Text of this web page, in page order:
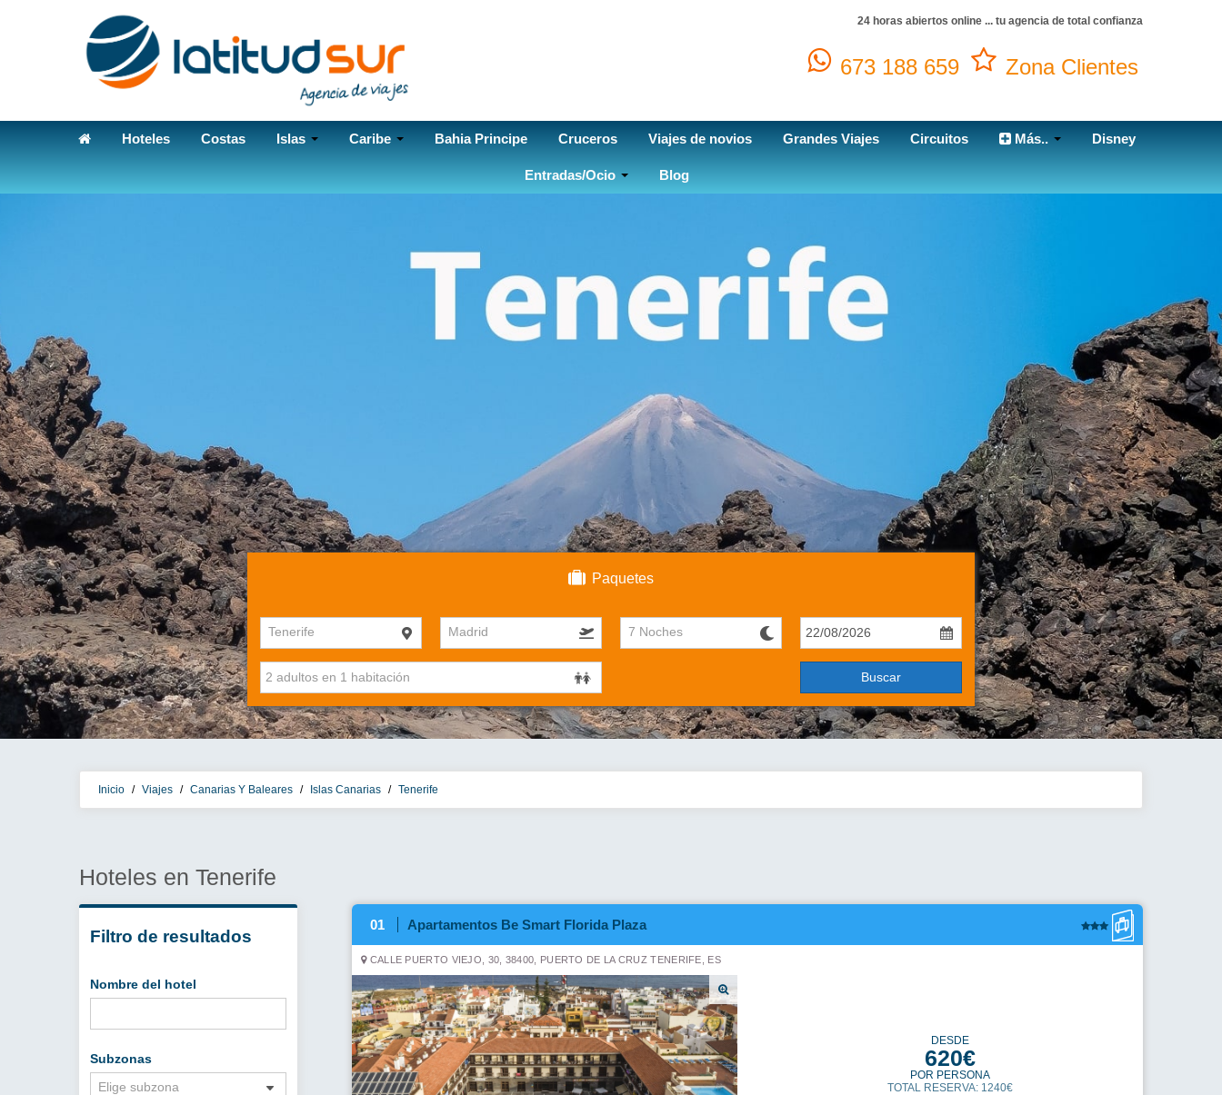
24 horas abiertos online ... tu agencia de total confianza
673 188 659 Zona Clientes
Hoteles Costas Islas Caribe Bahia Principe Cruceros Viajes de novios Grandes Viajes Circuitos Más.. Disney
Entradas/Ocio Blog
Paquetes
Tenerife Madrid 7 Noches
Buscar
Inicio / Viajes / Canarias Y Baleares / Islas Canarias / Tenerife
Hoteles en Tenerife
Filtro de resultados
Nombre del hotel
Subzonas
Elige subzona
01 Apartamentos Be Smart Florida Plaza
CALLE PUERTO VIEJO, 30, 38400, PUERTO DE LA CRUZ TENERIFE, ES
DESDE
620€
POR PERSONA
TOTAL RESERVA: 1240€